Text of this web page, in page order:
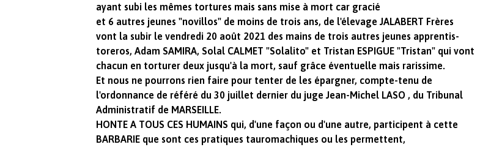
ayant subi les mêmes tortures mais sans mise à mort car gracié
et 6 autres jeunes "novillos" de moins de trois ans, de l'élevage JALABERT Frères
vont la subir le vendredi 20 août 2021 des mains de trois autres jeunes apprentis-
toreros, Adam SAMIRA, Solal CALMET "Solalito" et Tristan ESPIGUE "Tristan" qui vont
chacun en torturer deux jusqu'à la mort, sauf grâce éventuelle mais rarissime.
Et nous ne pourrons rien faire pour tenter de les épargner, compte-tenu de
l'ordonnance de référé du 30 juillet dernier du juge Jean-Michel LASO , du Tribunal
Administratif de MARSEILLE.
HONTE A TOUS CES HUMAINS qui, d'une façon ou d'une autre, participent à cette
BARBARIE que sont ces pratiques tauromachiques ou les permettent,